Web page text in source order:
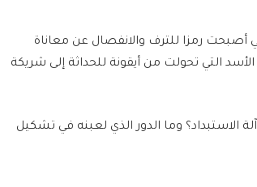
أصبحت رمزا للترف والانفصال عن معاناة
التي تحولت من أيقونة للحداثة إلى شريكة
الاستبداد؟ وما الدور الذي لعبنه في تشكيل